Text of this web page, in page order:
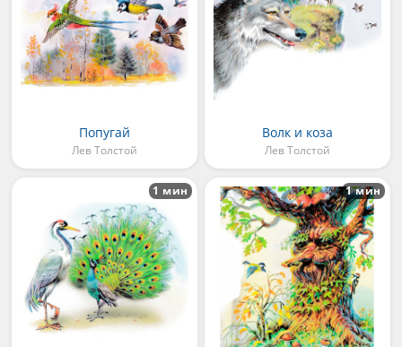
Попугай
Лев Толстой
Волк и коза
Лев Толстой
1 мин 1 мин